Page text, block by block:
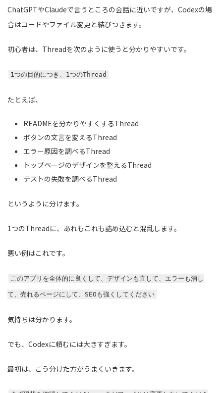
ChatGPTやClaudeで言うところの会話に近いですが、Codexの場
合はコードやファイル変更と結びつきます。
初心者は、Threadを次のように使うと分かりやすいです。
1つの目的につき、1つのThread
たとえば、
READMEを分かりやすくするThread
ボタンの文言を変えるThread
エラー原因を調べるThread
トップページのデザインを整えるThread
テストの失敗を調べるThread
というように分けます。
1つのThreadに、あれもこれも詰め込むと混乱します。
悪い例はこれです。
このアプリを全体的に良くして、デザインも直して、エラーも消し
て、売れるページにして、SEOも強くしてください
気持ちは分かります。
でも、Codexに頼むには大きすぎます。
最初は、こう分けた方がうまくいきます。